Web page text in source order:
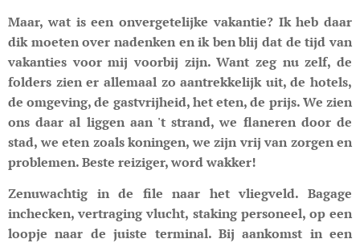
Maar, wat is een onvergetelijke vakantie? Ik heb daar
dik moeten over nadenken en ik ben blij dat de tijd van
vakanties voor mij voorbij zijn. Want zeg nu zelf, de
folders zien er allemaal zo aantrekkelijk uit, de hotels,
de omgeving, de gastvrijheid, het eten, de prijs. We zien
ons daar al liggen aan 't strand, we flaneren door de
stad, we eten zoals koningen, we zijn vrij van zorgen en
problemen. Beste reiziger, word wakker!
Zenuwachtig in de file naar het vliegveld. Bagage
inchecken, vertraging vlucht, staking personeel, op een
loopje naar de juiste terminal. Bij aankomst in een